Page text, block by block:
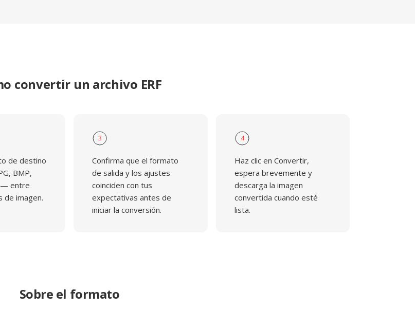
convertir un archivo ERF
de destino
BMP,
— entre
de imagen.
3
Confirma que el formato
de salida y los ajustes
coinciden con tus
expectativas antes de
iniciar la conversión.
4
Haz clic en Convertir,
espera brevemente y
descarga la imagen
convertida cuando esté
lista.
Sobre el formato